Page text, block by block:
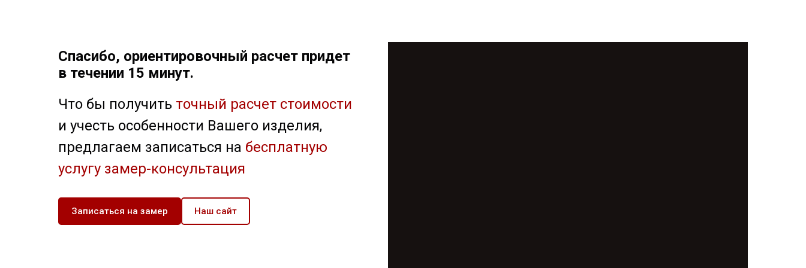
Спасибо, ориентировочный расчет придет
в течении 15 минут.
Что бы получить точный расчет стоимости
и учесть особенности Вашего изделия,
предлагаем записаться на бесплатную
услугу замер-консультация
Записаться на замер Наш сайт